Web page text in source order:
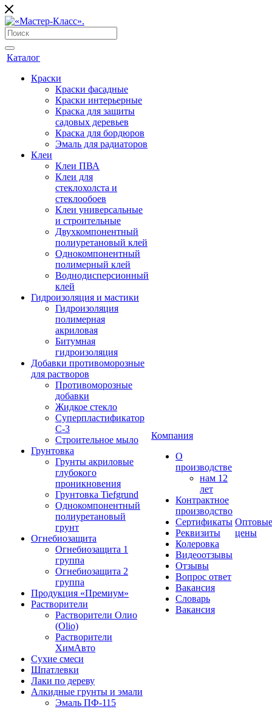
Каталог
Краски
Краски фасадные
Краски интерьерные
Краска для защиты
садовых деревьев
⁠Краска для бордюров
Эмаль для радиаторов
Клеи
Клеи ПВА
Клеи для
стеклохолста и
стеклообоев
Клеи универсальные
и строительные
Двухкомпонентный
полиуретановый клей
Однокомпонентный
полимерный клей
Воднодисперсионный
клей
Гидроизоляция и мастики
Гидроизоляция
полимерная
акриловая
Битумная
гидроизоляция
Добавки противоморозные
для растворов
Противоморозные
добавки
Жидкое стекло
Суперпластификатор
С-3
Строительное мыло
Грунтовка
Грунты акриловые
глубокого
проникновения
Грунтовка Tiefgrund
Однокомпонентный
полиуретановый
грунт
Огнебиозащита
Огнебиозащита 1
группа
Огнебиозащита 2
группа
Продукция «Премиум»
Растворители
Растворители Олио
(Olio)
Растворители
ХимАвто
Сухие смеси
Шпатлевки
Лаки по дереву
Алкидные грунты и эмали
Эмаль ПФ-115
Компания
О
производстве
нам 12
лет
Контрактное
производство
Сертификаты
Реквизиты
Колеровка
Видеоотзывы
Отзывы
Вопрос ответ
Вакансия
Словарь
Вакансия
Оптовые
цены